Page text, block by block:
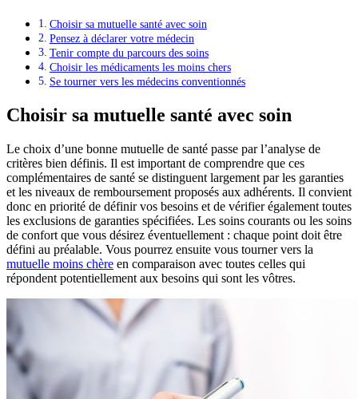
Choisir sa mutuelle santé avec soin
Pensez à déclarer votre médecin
Tenir compte du parcours des soins
Choisir les médicaments les moins chers
Se tourner vers les médecins conventionnés
Choisir sa mutuelle santé avec soin
Le choix d’une bonne mutuelle de santé passe par l’analyse de
critères bien définis. Il est important de comprendre que ces
complémentaires de santé se distinguent largement par les garanties
et les niveaux de remboursement proposés aux adhérents. Il convient
donc en priorité de définir vos besoins et de vérifier également toutes
les exclusions de garanties spécifiées. Les soins courants ou les soins
de confort que vous désirez éventuellement : chaque point doit être
défini au préalable. Vous pourrez ensuite vous tourner vers la
mutuelle moins chère en comparaison avec toutes celles qui
répondent potentiellement aux besoins qui sont les vôtres.